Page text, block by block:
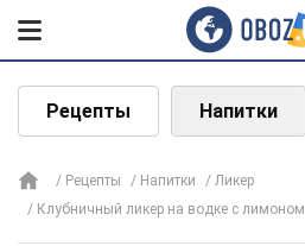
Рецепты Напитки
Рецепты Напитки
Ликер
Клубничный ликер на водке с лимоном